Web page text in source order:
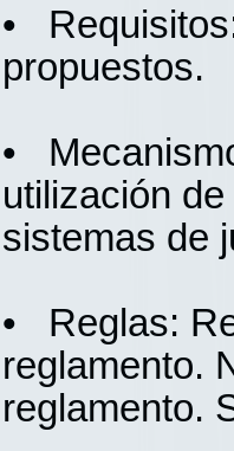
•
propuestos.
•
utilización
sistemas de
• Reglas:
reglamento.
reglamento.